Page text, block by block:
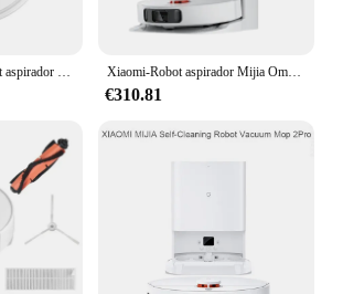
XIAOMI MIJIA-Robot aspirador 3C para el hogar, aspiradora con barrido, lavado, mopa, limpiador de polvo, escaneo LDS, succión ciclónica, mapa inteligente planificado Xiaomi-Robot aspirador Mijia Omni, aspiradora con Control por aplicación, fregona, Base de secado, recolección de polvo, 2024, Patt4000pa
€310.81